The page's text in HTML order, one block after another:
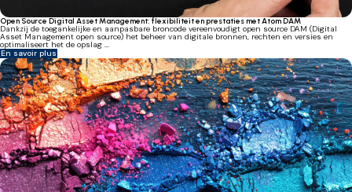
Open Source Digital Asset Management: flexibiliteit en prestaties met Atom DAM
Dankzij de toegankelijke en aanpasbare broncode vereenvoudigt open source DAM (Digital
Asset Management open source) het beheer van digitale bronnen, rechten en versies en
optimaliseert het de opslag ...
En savoir plus